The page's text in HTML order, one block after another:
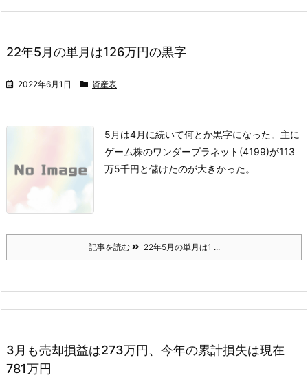
22年5月の単月は126万円の黒字
2022年6月1日 資産表
5月は4月に続いて何とか黒字になった。主に
ゲーム株のワンダープラネット(4199)が113
万5千円と儲けたのが大きかった。
記事を読む 22年5月の単月は1 ...
3月も売却損益は273万円、今年の累計損失は現在
781万円